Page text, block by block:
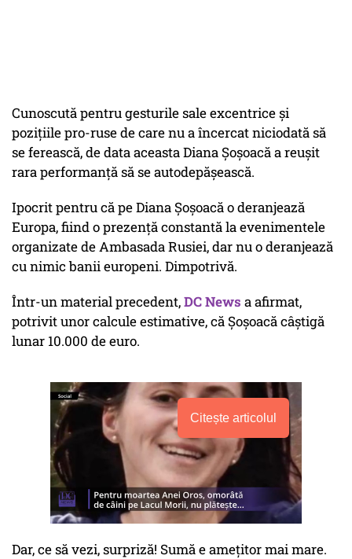
Cunoscută pentru gesturile sale excentrice și
pozițiile pro-ruse de care nu a încercat niciodată să
se ferească, de data aceasta Diana Șoșoacă a reușit
rara performanță să se autodepășească.
Ipocrit pentru că pe Diana Șoșoacă o deranjează
Europa, fiind o prezență constantă la evenimentele
organizate de Ambasada Rusiei, dar nu o deranjează
cu nimic banii europeni. Dimpotrivă.
Într-un material precedent,DC News a afirmat,
potrivit unor calcule estimative, că Șoșoacă câștigă
lunar 10.000 de euro.
Citește articolul
Dar, ce să vezi, surpriză! Sumă e amețitor mai mare.